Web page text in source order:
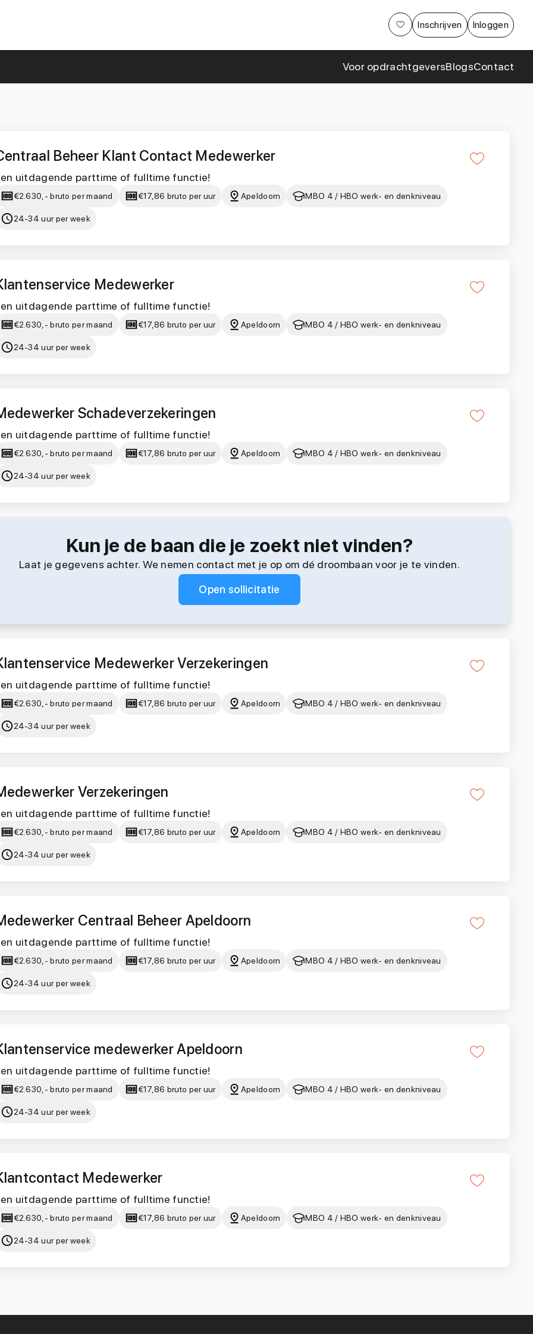
Inschrijven Inloggen
Voor opdrachtgevers
samenwerkingen
BlogsContact
Beheer Klant Contact Medewerker
uitdagende parttime of fulltime functie!
€2.630,- bruto per maand €17,86 bruto per uur Apeldoorn MBO 4 / HBO werk- en denkniveau
24-34 uur per week
Medewerker
uitdagende parttime of fulltime functie!
€2.630,- bruto per maand €17,86 bruto per uur Apeldoorn MBO 4 / HBO werk- en denkniveau
24-34 uur per week
Schadeverzekeringen
uitdagende parttime of fulltime functie!
€2.630,- bruto per maand €17,86 bruto per uur Apeldoorn MBO 4 / HBO werk- en denkniveau
24-34 uur per week
Medewerker Verzekeringen
uitdagende parttime of fulltime functie!
€2.630,- bruto per maand €17,86 bruto per uur Apeldoorn MBO 4 / HBO werk- en denkniveau
24-34 uur per week
Verzekeringen
uitdagende parttime of fulltime functie!
€2.630,- bruto per maand €17,86 bruto per uur Apeldoorn MBO 4 / HBO werk- en denkniveau
24-34 uur per week
Centraal Beheer Apeldoorn
uitdagende parttime of fulltime functie!
€2.630,- bruto per maand €17,86 bruto per uur Apeldoorn MBO 4 / HBO werk- en denkniveau
24-34 uur per week
medewerker Apeldoorn
uitdagende parttime of fulltime functie!
€2.630,- bruto per maand €17,86 bruto per uur Apeldoorn MBO 4 / HBO werk- en denkniveau
24-34 uur per week
Medewerker
uitdagende parttime of fulltime functie!
€2.630,- bruto per maand €17,86 bruto per uur Apeldoorn MBO 4 / HBO werk- en denkniveau
24-34 uur per week
Kun je de baan die je zoekt niet vinden?
Laat je gegevens achter. We nemen contact met je op om dé droombaan voor je te vinden.
Open sollicitatie